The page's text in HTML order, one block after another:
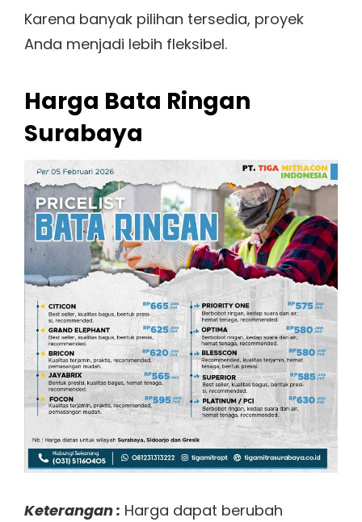
Karena banyak pilihan tersedia, proyek
Anda menjadi lebih fleksibel.
Harga Bata Ringan
Surabaya
Keterangan : Harga dapat berubah